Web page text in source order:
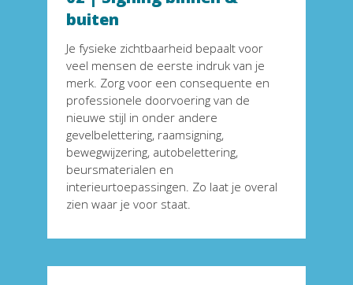
buiten
Je fysieke zichtbaarheid bepaalt voor
veel mensen de eerste indruk van je
merk. Zorg voor een consequente en
professionele doorvoering van de
nieuwe stijl in onder andere
gevelbelettering, raamsigning,
bewegwijzering, autobelettering,
beursmaterialen en
interieurtoepassingen. Zo laat je overal
zien waar je voor staat.